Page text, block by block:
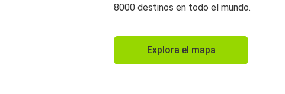
8000 destinos en todo el mundo.
Explora el mapa